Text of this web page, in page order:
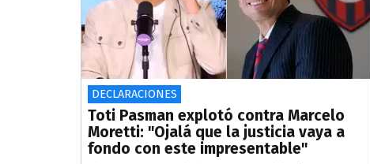
DECLARACIONES
Toti Pasman explotó contra Marcelo
Moretti: "Ojalá que la justicia vaya a
fondo con este impresentable"